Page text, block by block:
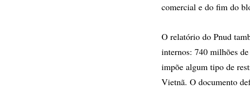
comercial e do fim do
O relatório do Pnud
internos: 740 milhões
impõe algum tipo de
Vietnã. O documento